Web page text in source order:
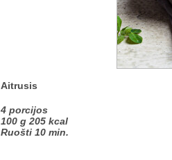
Aitrusis
4 porcijos
100 g 205 kcal
Ruošti 10 min.